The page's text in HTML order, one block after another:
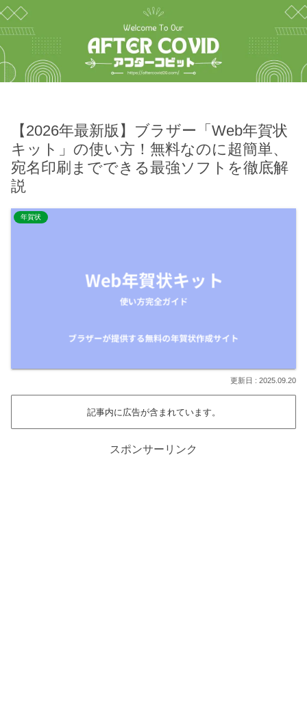
【2026年最新版】ブラザー「Web年賀状
キット」の使い方！無料なのに超簡単、
宛名印刷までできる最強ソフトを徹底解
説
年賀状
2025.09.20
記事内に広告が含まれています。
スポンサーリンク